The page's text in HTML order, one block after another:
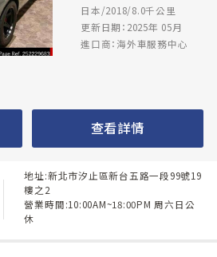
日本/2018/8.0千公里
更新日期：2025年 05月
進口商：海外車服務中心
查看詳情
地址:新北市汐止區新台五路一段99號19
樓之2
營業時間:10:00AM~18:00PM 周六日公
休